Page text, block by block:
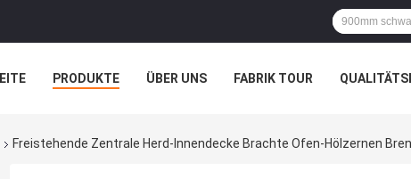
PRODUKTE ÜBER UNS FABRIK TOUR
Freistehende Zentrale Herd-Innendecke Brachte Ofen-Hölzernen